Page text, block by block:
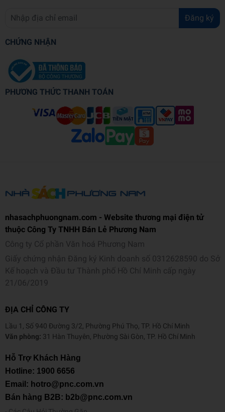
Đăng ký
CHỨNG NHẬN
PHƯƠNG THỨC THANH TOÁN
nhasachphuongnam.com - Website thương mại điện tử
thuộc Công Ty TNHH Bán Lẻ Phương Nam
Công ty Cổ phần Văn hoá Phương Nam
Giấy chứng nhận Đăng ký Kinh doanh số 0312628590 do Sở
Kế hoạch và Đầu tư Thành phố Hồ Chí Minh cấp ngày
21/06/2019
ĐỊA CHỈ CÔNG TY
Lầu 1, Số 940 Đường 3/2, Phường Phú Thọ, TP. Hồ Chí Minh
Văn phòng: 31 Hàn Thuyên, Phường Sài Gòn, TP. Hồ Chí Minh
Hỗ Trợ Khách Hàng
Hotline: 1900 6656
Email: hotro@pnc.com.vn
Bán hàng B2B: b2b@pnc.com.vn